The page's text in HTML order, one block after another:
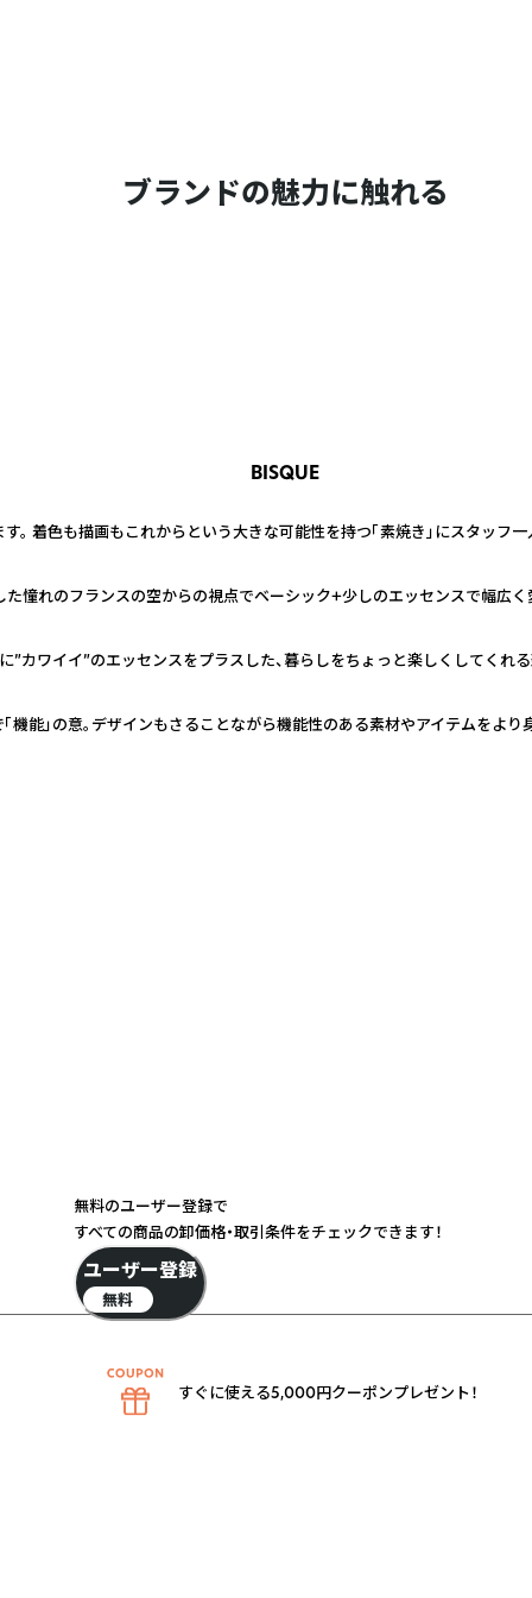
ブランドの魅力に触れる
BISQUE
す。 着色も描画もこれからという大きな可能性を持つ「素焼き」にスタッ
た憧れのフランスの空からの視点でベーシック+少しのエッセンスで幅広
”カワイイ”のエッセンスをプラスした、暮らしをちょっと楽しくしてくれ
機能」の意。デザインもさることながら機能性のある素材やアイテムをよ
無料のユーザー登録で
すべての商品の卸価格・取引条件をチェックできます！
ユーザー登録
無料
すぐに使える5,000円クーポンプレゼント！